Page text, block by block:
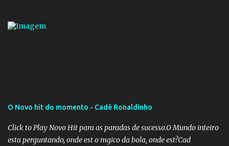
aumentar o percentual de recolhimento para 14%. De acordo com
O Novo hit do momento - Cadê Ronaldinho
Click to Play Novo Hit para as paradas de sucesso.O Mundo inteiro
esta perguntando, onde est o mgico da bola, onde est?Cad